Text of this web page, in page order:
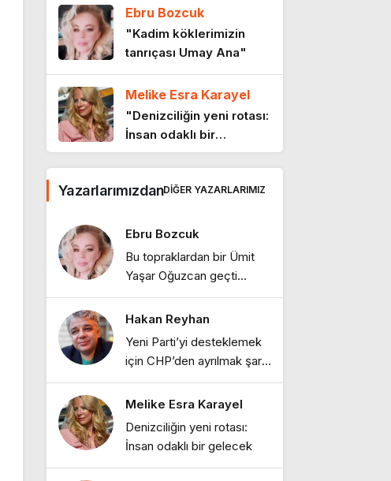
Değil, Yaşamdır”
11 ay önce
Sınırların ötesinde bir
ülke
11 ay önce
26 Ağustos:
mı?"
Ebru Bozcuk
"Kadim köklerimizin
tanrıçası Umay Ana"
Melike Esra Karayel
"Denizciliğin yeni rotası:
İnsan odaklı bir
gelecek"
"Tanışmış mıydık?"
Ebru Bozcuk
"Bir sabah ilüzyonu…"
Ebru Bozcuk
"Bir zamanlar İstanbul:
Ebru Bozcuk
"Lilith efsanesi"
YazarlarımızdanDIĞER YAZARLARIMIZ
Ebru Bozcuk
Bu topraklardan bir Ümit
Yaşar Oğuzcan geçti…
Hakan Reyhan
Yeni Parti’yi desteklemek
için CHP’den ayrılmak şart
mı?
Melike Esra Karayel
Denizciliğin yeni rotası:
İnsan odaklı bir gelecek